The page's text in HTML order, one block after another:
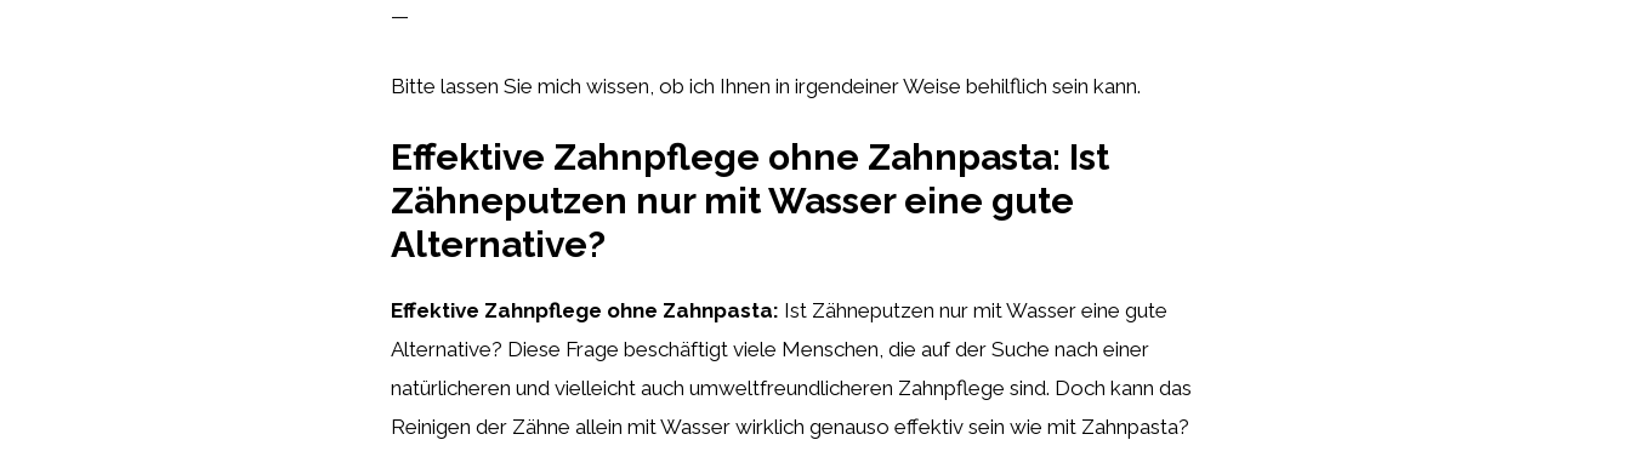
—
Bitte lassen Sie mich wissen, ob ich Ihnen in irgendeiner Weise behilflich sein kann.
Effektive Zahnpflege ohne Zahnpasta: Ist
Zähneputzen nur mit Wasser eine gute
Alternative?
Effektive Zahnpflege ohne Zahnpasta: Ist Zähneputzen nur mit Wasser eine gute
Alternative? Diese Frage beschäftigt viele Menschen, die auf der Suche nach einer
natürlicheren und vielleicht auch umweltfreundlicheren Zahnpflege sind. Doch kann das
Reinigen der Zähne allein mit Wasser wirklich genauso effektiv sein wie mit Zahnpasta?